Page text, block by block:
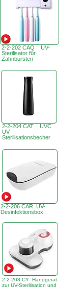
2-2-202 CAQ UV-
Sterilisator für
Zahnbürsten
2-2-204 CAT UVC
UV-
Sterilisationsbecher
2-2-206 CAR UV-
Desinfektionsbox
2-2-208 CY Handgerät
zur UV-Sterilisation und